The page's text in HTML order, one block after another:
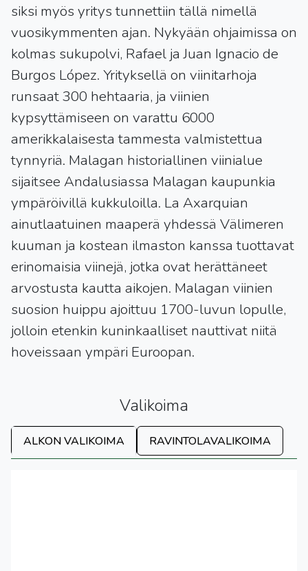
siksi myös yritys tunnettiin tällä nimellä
vuosikymmenten ajan. Nykyään ohjaimissa on
kolmas sukupolvi, Rafael ja Juan Ignacio de
Burgos López. Yrityksellä on viinitarhoja
runsaat 300 hehtaaria, ja viinien
kypsyttämiseen on varattu 6000
amerikkalaisesta tammesta valmistettua
tynnyriä. Malagan historiallinen viinialue
sijaitsee Andalusiassa Malagan kaupunkia
ympäröivillä kukkuloilla. La Axarquian
ainutlaatuinen maaperä yhdessä Välimeren
kuuman ja kostean ilmaston kanssa tuottavat
erinomaisia viinejä, jotka ovat herättäneet
arvostusta kautta aikojen. Malagan viinien
suosion huippu ajoittuu 1700-luvun lopulle,
jolloin etenkin kuninkaalliset nauttivat niitä
hoveissaan ympäri Euroopan.
Valikoima
ALKON VALIKOIMA RAVINTOLAVALIKOIMA